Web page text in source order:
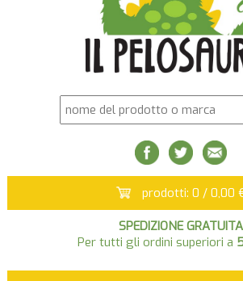
prodotti: 0 / 0,00
SPEDIZIONE GRATUITA
Per tutti gli ordini superiori a